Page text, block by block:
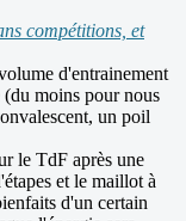
compétitions, et
d'entrainement
(du moins pour nous
un poil
le TdF après une
et le maillot à
d'un certain